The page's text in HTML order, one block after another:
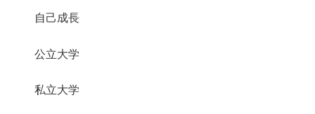
自己成長
公立大学
私立大学